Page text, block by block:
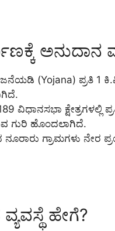
ಅನುದಾನ
(Yojana) ಪ್ರತಿ 1
ವಿಧಾನಸಭಾ ಕ್ಷೇತ್ರಗಳಲ್ಲಿ
ಗುರಿ ಹೊಂದಲಾಗಿದೆ.
ಗ್ರಾಮಗಳು ನೇರ
ಹೇಗೆ?